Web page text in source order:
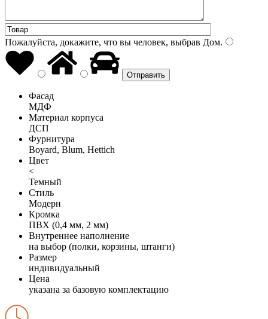
Пожалуйста, докажите, что вы человек, выбрав Дом.
Фасад
МДФ
Материал корпуса
ДСП
Фурнитура
Boyard, Blum, Hettich
Цвет
<
Темный
Стиль
Модерн
Кромка
ПВХ (0,4 мм, 2 мм)
Внутреннее наполнение
на выбор (полки, корзины, штанги)
Размер
индивидуальный
Цена
указана за базовую комплектацию